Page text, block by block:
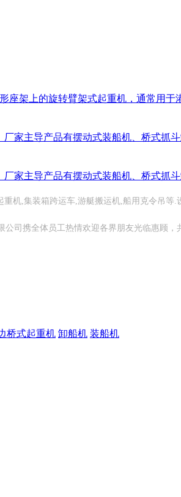
座架上的旋转臂架式起重机，通常用
家主导产品有摆动式装船机、桥式抓
家主导产品有摆动式装船机、桥式抓
机,集装箱跨运车,游艇搬运机,船用克令吊等.
司携全体员工热情欢迎各界朋友光临惠顾，
桥式起重机 卸船机 装船机